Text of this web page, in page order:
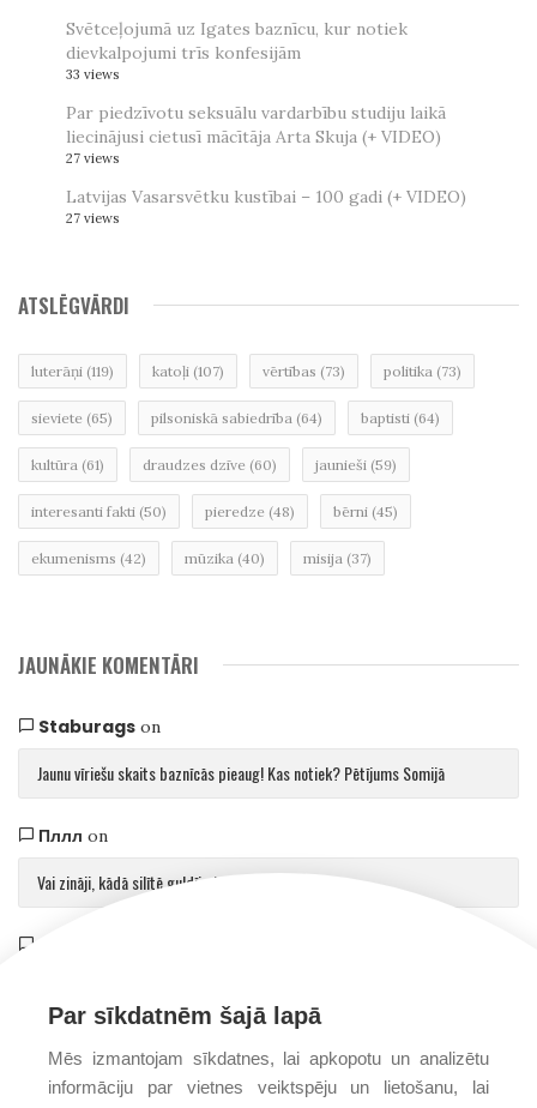
Svētceļojumā uz Igates baznīcu, kur notiek
dievkalpojumi trīs konfesijām
33 views
Par piedzīvotu seksuālu vardarbību studiju laikā
liecinājusi cietusī mācītāja Arta Skuja (+ VIDEO)
27 views
Latvijas Vasarsvētku kustībai – 100 gadi (+ VIDEO)
27 views
ATSLĒGVĀRDI
luterāņi (119) katoļi (107) vērtības (73) politika (73)
sieviete (65) pilsoniskā sabiedrība (64) baptisti (64)
kultūra (61) draudzes dzīve (60) jaunieši (59)
interesanti fakti (50) pieredze (48) bērni (45)
ekumenisms (42) mūzika (40) misija (37)
JAUNĀKIE KOMENTĀRI
Staburagson
Jaunu vīriešu skaits baznīcās pieaug! Kas notiek? Pētījums Somijā
Пллл on
Vai zināji, kādā silītē guldīja Jēzu?
Par sīkdatnēm šajā lapā
Mēs izmantojam sīkdatnes, lai apkopotu un analizētu
informāciju par vietnes veiktspēju un lietošanu, lai